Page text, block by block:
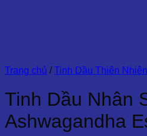
Trang chủ / Tinh Dầu Thiên Nhiên
Tinh Dầu Nhân
Ashwagandha